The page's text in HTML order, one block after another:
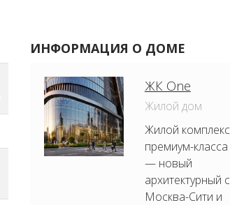
ИНФОРМАЦИЯ О ДОМЕ
ЖК One
Жилой дом
Жилой комплекс
премиум-
— новый
архитектурный
Москва-Сити и